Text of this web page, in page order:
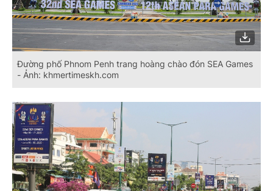
Đường phố Phnom Penh trang hoàng chào đón SEA Games
- Ảnh: khmertimeskh.com